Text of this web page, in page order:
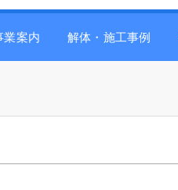
業案内 解体・施工事例